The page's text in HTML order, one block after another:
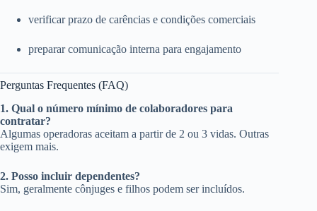
verificar prazo de carências e condições comerciais
preparar comunicação interna para engajamento
Perguntas Frequentes (FAQ)
1. Qual o número mínimo de colaboradores para
contratar?
Algumas operadoras aceitam a partir de 2 ou 3 vidas. Outras
exigem mais.
2. Posso incluir dependentes?
Sim, geralmente cônjuges e filhos podem ser incluídos.